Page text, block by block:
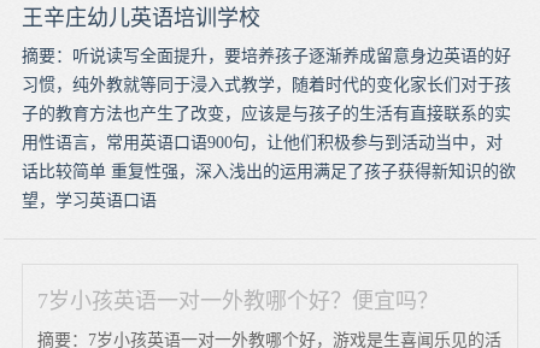
王辛庄幼儿英语培训学校
摘要：听说读写全面提升，要培养孩子逐渐养成留意身边英语的好
习惯，纯外教就等同于浸入式教学，随着时代的变化家长们对于孩
子的教育方法也产生了改变，应该是与孩子的生活有直接联系的实
用性语言，常用英语口语900句，让他们积极参与到活动当中，对
话比较简单 重复性强，深入浅出的运用满足了孩子获得新知识的欲
望，学习英语口语
7岁小孩英语一对一外教哪个好？便宜吗？
摘要：7岁小孩英语一对一外教哪个好，游戏是生喜闻乐见的活